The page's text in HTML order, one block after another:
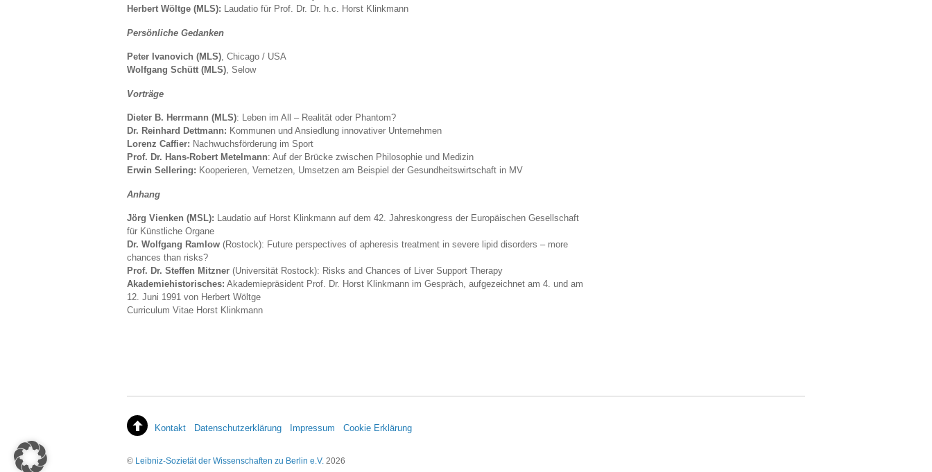
Herbert Wöltge (MLS): Laudatio für Prof. Dr. Dr. h.c. Horst Klinkmann
Persönliche Gedanken
Peter Ivanovich (MLS), Chicago / USA
Wolfgang Schütt (MLS), Selow
Vorträge
Dieter B. Herrmann (MLS): Leben im All – Realität oder Phantom?
Dr. Reinhard Dettmann: Kommunen und Ansiedlung innovativer Unternehmen
Lorenz Caffier: Nachwuchsförderung im Sport
Prof. Dr. Hans-Robert Metelmann: Auf der Brücke zwischen Philosophie und Medizin
Erwin Sellering: Kooperieren, Vernetzen, Umsetzen am Beispiel der Gesundheitswirtschaft in MV
Anhang
Jörg Vienken (MSL): Laudatio auf Horst Klinkmann auf dem 42. Jahreskongress der Europäischen Gesellschaft
für Künstliche Organe
Dr. Wolfgang Ramlow (Rostock): Future perspectives of apheresis treatment in severe lipid disorders – more
chances than risks?
Prof. Dr. Steffen Mitzner (Universität Rostock): Risks and Chances of Liver Support Therapy
Akademiehistorisches: Akademiepräsident Prof. Dr. Horst Klinkmann im Gespräch, aufgezeichnet am 4. und am
12. Juni 1991 von Herbert Wöltge
Curriculum Vitae Horst Klinkmann
Kontakt Datenschutzerklärung Impressum Cookie Erklärung
© Leibniz-Sozietät der Wissenschaften zu Berlin e.V. 2026